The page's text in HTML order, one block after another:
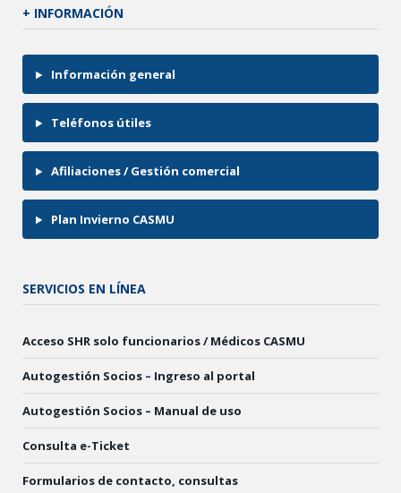
+ INFORMACIÓN
Información general
Teléfonos útiles
Afiliaciones / Gestión comercial
Plan Invierno CASMU
SERVICIOS EN LÍNEA
Acceso SHR solo funcionarios / Médicos CASMU
Autogestión Socios – Ingreso al portal
Autogestión Socios – Manual de uso
Consulta e-Ticket
Formularios de contacto, consultas